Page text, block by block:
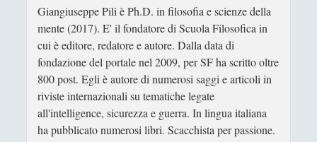
Scoutismo(1)
Segnalazioni (223)
Sicurezza e Relazioni Internazionali(14)
Storia della Letteratura(160)
Utilità(12)
Giangiuseppe Pili è Ph.D. in filosofia e scienze della
mente (2017). E' il fondatore di Scuola Filosofica in
cui è editore, redatore e autore. Dalla data di
fondazione del portale nel 2009, per SF ha scritto oltre
800 post. Egli è autore di numerosi saggi e articoli in
riviste internazionali su tematiche legate
all'intelligence, sicurezza e guerra. In lingua italiana
ha pubblicato numerosi libri. Scacchista per passione.